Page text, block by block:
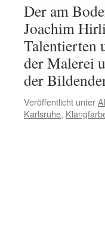
Der am
Joachim
Talentierten
der Malerei
der
Veröffentlicht unter
Karlsruhe,